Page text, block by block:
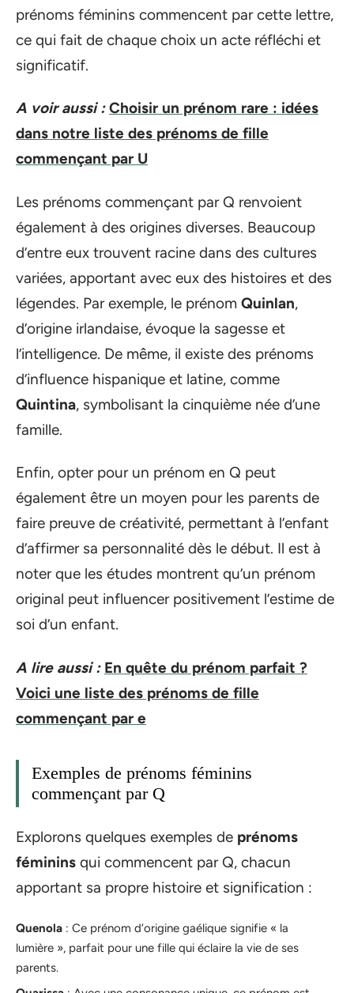
prénoms féminins commencent par cette lettre,
ce qui fait de chaque choix un acte réfléchi et
significatif.
A voir aussi : Choisir un prénom rare : idées
dans notre liste des prénoms de fille
commençant par U
Les prénoms commençant par Q renvoient
également à des origines diverses. Beaucoup
d’entre eux trouvent racine dans des cultures
variées, apportant avec eux des histoires et des
légendes. Par exemple, le prénom Quinlan,
d’origine irlandaise, évoque la sagesse et
l’intelligence. De même, il existe des prénoms
d’influence hispanique et latine, comme
Quintina, symbolisant la cinquième née d’une
famille.
Enfin, opter pour un prénom en Q peut
également être un moyen pour les parents de
faire preuve de créativité, permettant à l’enfant
d’affirmer sa personnalité dès le début. Il est à
noter que les études montrent qu’un prénom
original peut influencer positivement l’estime de
soi d’un enfant.
A lire aussi : En quête du prénom parfait ?
Voici une liste des prénoms de fille
commençant par e
Exemples de prénoms féminins
commençant par Q
Explorons quelques exemples de prénoms
féminins qui commencent par Q, chacun
apportant sa propre histoire et signification :
Quenola : Ce prénom d’origine gaélique signifie « la
lumière », parfait pour une fille qui éclaire la vie de ses
parents.